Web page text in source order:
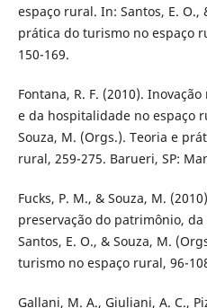
espaço rural. In: Santos, E. O.,
prática do turismo no espaço
150-169.
Fontana, R. F. (2010).
e da hospitalidade no espaço
Souza, M. (Orgs.). Teoria e
rural, 259-275. Barueri, SP:
Fucks, P. M., & Souza, M.
preservação do patrimônio,
Santos, E. O., & Souza, M.
turismo no espaço rural, 96-
Gallani, M. A., Giuliani, A. C.,